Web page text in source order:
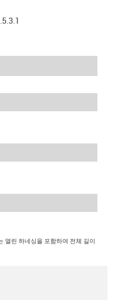
열린 하네싱을 포함하여 전체 길이